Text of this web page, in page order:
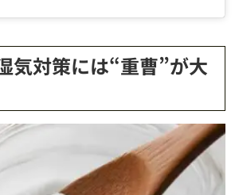
気対策には“重曹”が大